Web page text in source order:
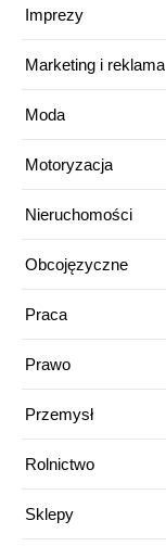
Imprezy
Marketing i reklama
Moda
Motoryzacja
Nieruchomości
Obcojęzyczne
Praca
Prawo
Przemysł
Rolnictwo
Sklepy